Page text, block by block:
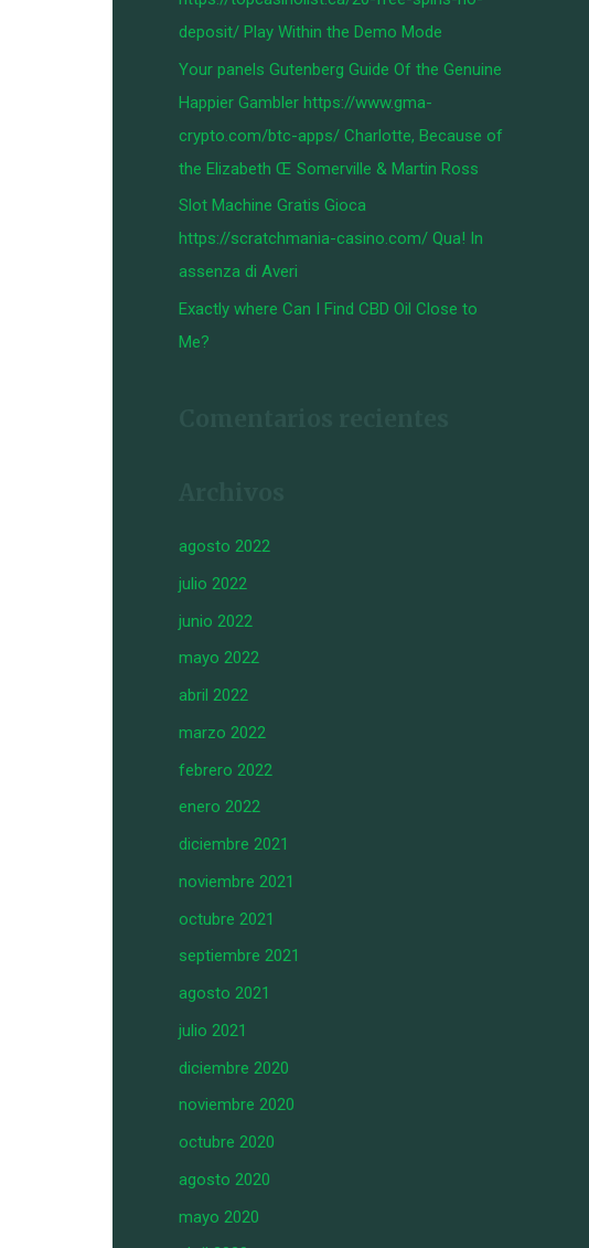
deposit/ Play Within the Demo Mode
Your panels Gutenberg Guide Of the Genuine
Happier Gambler https://www.gma-
crypto.com/btc-apps/ Charlotte, Because of
the Elizabeth Œ Somerville & Martin Ross
Slot Machine Gratis Gioca
https://scratchmania-casino.com/ Qua! In
assenza di Averi
Exactly where Can I Find CBD Oil Close to
Me?
agosto 2022
julio 2022
junio 2022
mayo 2022
abril 2022
marzo 2022
febrero 2022
enero 2022
diciembre 2021
noviembre 2021
octubre 2021
septiembre 2021
agosto 2021
julio 2021
diciembre 2020
noviembre 2020
octubre 2020
agosto 2020
mayo 2020